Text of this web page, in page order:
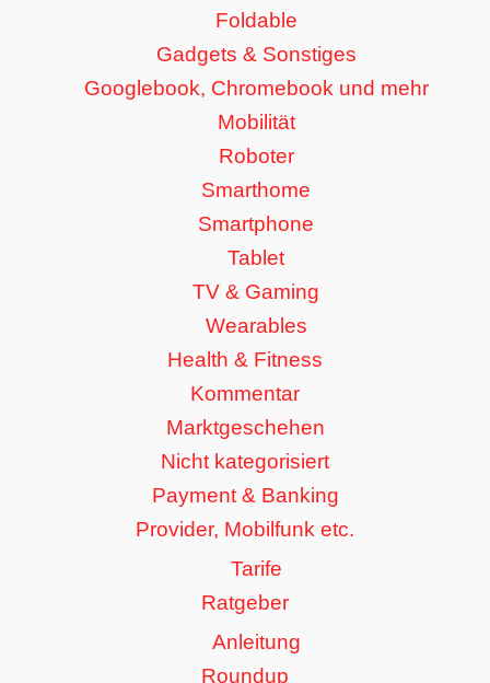
Foldable
Gadgets & Sonstiges
Googlebook, Chromebook und mehr
Mobilität
Roboter
Smarthome
Smartphone
Tablet
TV & Gaming
Wearables
Health & Fitness
Kommentar
Marktgeschehen
Nicht kategorisiert
Payment & Banking
Provider, Mobilfunk etc.
Tarife
Ratgeber
Anleitung
Roundup